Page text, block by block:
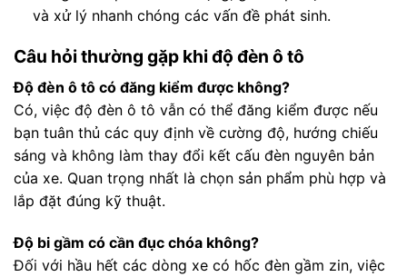
và xử lý nhanh chóng các vấn đề phát sinh.
Câu hỏi thường gặp khi độ đèn ô tô
Độ đèn ô tô có đăng kiểm được không?
Có, việc độ đèn ô tô vẫn có thể đăng kiểm được nếu
bạn tuân thủ các quy định về cường độ, hướng chiếu
sáng và không làm thay đổi kết cấu đèn nguyên bản
của xe. Quan trọng nhất là chọn sản phẩm phù hợp và
lắp đặt đúng kỹ thuật.
Độ bi gầm có cần đục chóa không?
Đối với hầu hết các dòng xe có hốc đèn gầm zin, việc